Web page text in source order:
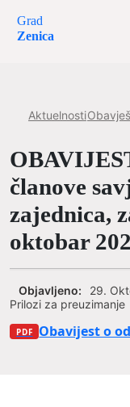
Grad
Zenica
Aktuelnosti
članove
zajednica,
oktobar
Prilozi za preuzimanje
Obavijest o
Objavljeno: 29.